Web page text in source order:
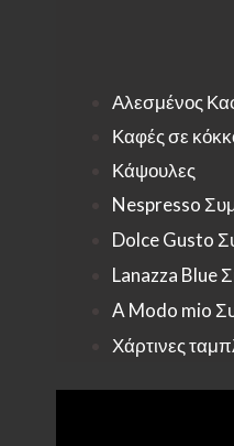
Αλεσμένος
Καφές σε
Κάψουλες
Nespresso
Dolce Gusto
Lanazza Blue
A Modo mio
Χάρτινες